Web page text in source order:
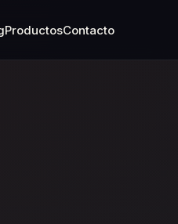
ProductosContacto